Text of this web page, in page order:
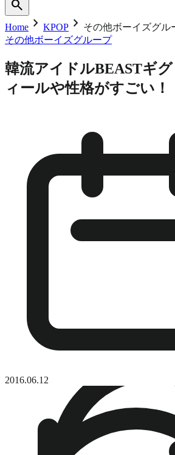
search
Home chevron_right KPOP chevron_right その他ボーイズグル
その他ボーイズグループ
韓流アイドルBEASTギ
ィールや性格がすごい！
2016.06.12